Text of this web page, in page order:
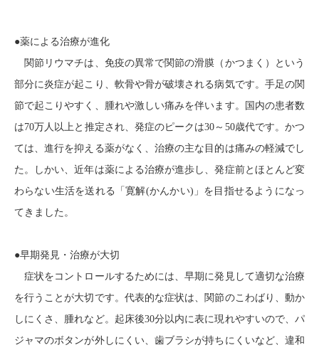
●薬による治療が進化
関節リウマチは、免疫の異常で関節の滑膜（かつまく）という
部分に炎症が起こり、軟骨や骨が破壊される病気です。手足の関
節で起こりやすく、腫れや激しい痛みを伴います。国内の患者数
は70万人以上と推定され、発症のピークは30 ～ 50歳代です。かつ
ては、進行を抑える薬がなく、治療の主な目的は痛みの軽減でし
た。しかい、近年は薬による治療が進歩し、発症前とほとんど変
わらない生活を送れる「寛解(かんかい) 」を目指せるようになっ
てきました。
●早期発見・治療が大切
症状をコントロールするためには、早期に発見して適切な治療
を行うことが大切です。代表的な症状は、関節のこわばり、動か
しにくさ、腫れなど。起床後30分以内に表に現れやすいので、パ
ジャマのボタンが外しにくい、歯ブラシが持ちにくいなど、違和